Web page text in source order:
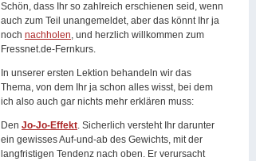
Schön, dass Ihr so zahlreich erschienen seid, wenn
auch zum Teil unangemeldet, aber das könnt Ihr ja
noch nachholen, und herzlich willkommen zum
Fressnet.de-Fernkurs.
In unserer ersten Lektion behandeln wir das
Thema, von dem Ihr ja schon alles wisst, bei dem
ich also auch gar nichts mehr erklären muss:
Den Jo-Jo-Effekt. Sicherlich versteht Ihr darunter
ein gewisses Auf-und-ab des Gewichts, mit der
langfristigen Tendenz nach oben. Er verursacht